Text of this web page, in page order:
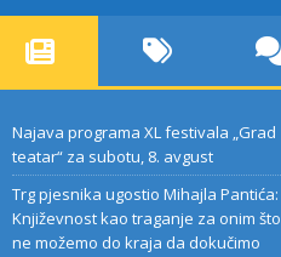
Najava programa XL festivala „Grad
teatar“ za subotu, 8. avgust
Trg pjesnika ugostio Mihajla Pantića:
Književnost kao traganje za onim što
ne možemo do kraja da dokučimo